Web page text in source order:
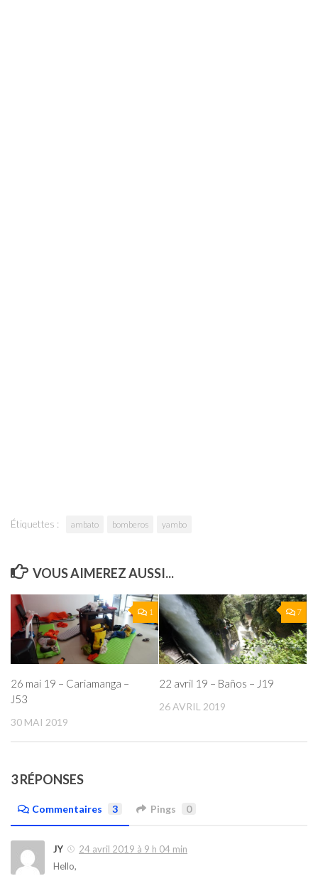
Étiquettes : ambato bomberos yambo
VOUS AIMEREZ AUSSI...
1
26 mai 19 – Cariamanga –
J53
30 MAI 2019
7
22 avril 19 – Baños – J19
26 AVRIL 2019
3 RÉPONSES
Commentaires 3 Pings 0
JY
24 avril 2019 à 9 h 04 min
Hello,